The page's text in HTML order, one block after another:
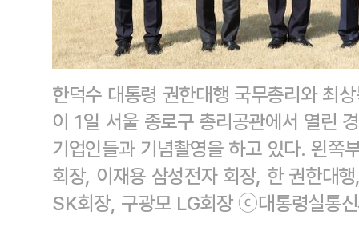
한덕수 대통령 권한대행 국무총리와 최
이 1일 서울 종로구 총리공관에서 열린
기업인들과 기념촬영을 하고 있다. 왼쪽
회장, 이재용 삼성전자 회장, 한 권한대
SK회장, 구광모 LG회장 ⓒ대통령실통